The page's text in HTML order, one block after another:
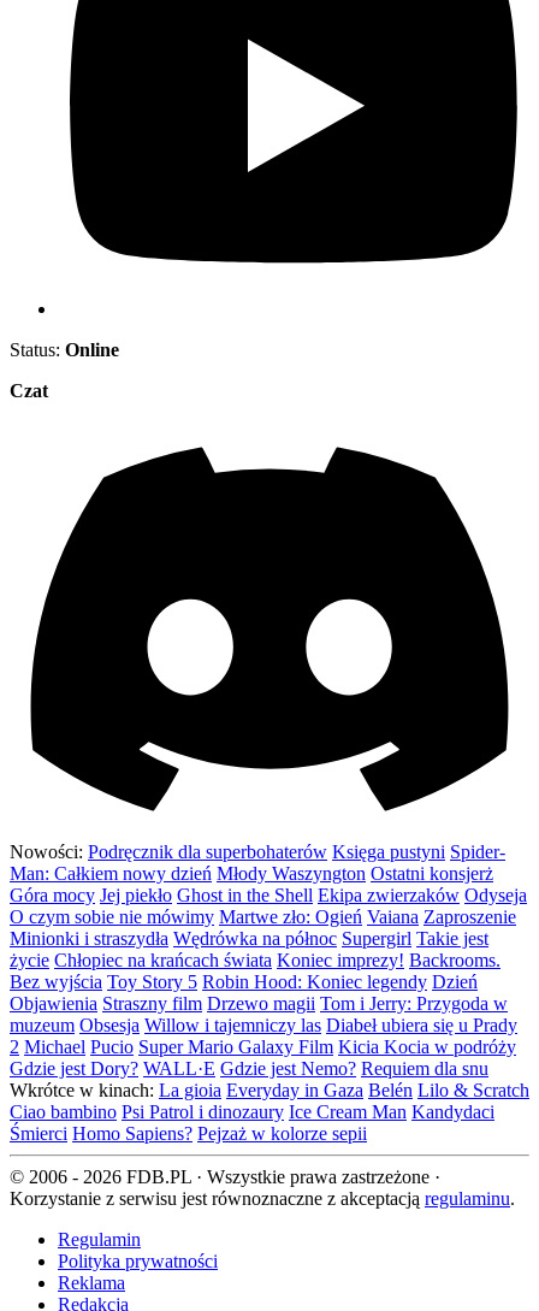
Status: Online
Czat
Nowości: Podręcznik dla superbohaterów Księga pustyni Spider-
Man: Całkiem nowy dzień Młody Waszyngton Ostatni konsjerż
Góra mocy Jej piekło Ghost in the Shell Ekipa zwierzaków Odyseja
O czym sobie nie mówimy Martwe zło: Ogień Vaiana Zaproszenie
Minionki i straszydła Wędrówka na północ Supergirl Takie jest
życie Chłopiec na krańcach świata Koniec imprezy! Backrooms.
Bez wyjścia Toy Story 5 Robin Hood: Koniec legendy Dzień
Objawienia Straszny film Drzewo magii Tom i Jerry: Przygoda w
muzeum Obsesja Willow i tajemniczy las Diabeł ubiera się u Prady
2 Michael Pucio Super Mario Galaxy Film Kicia Kocia w podróży
Gdzie jest Dory? WALL·E Gdzie jest Nemo? Requiem dla snu
Wkrótce w kinach: La gioia Everyday in Gaza Belén Lilo & Scratch
Ciao bambino Psi Patrol i dinozaury Ice Cream Man Kandydaci
Śmierci Homo Sapiens? Pejzaż w kolorze sepii
© 2006 - 2026 FDB.PL · Wszystkie prawa zastrzeżone ·
Korzystanie z serwisu jest równoznaczne z akceptacją regulaminu.
Regulamin
Polityka prywatności
Reklama
Redakcja